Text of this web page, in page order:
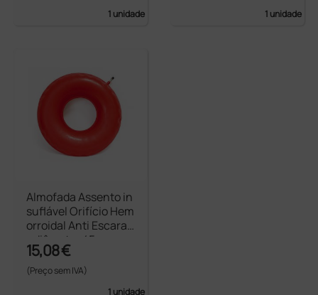
1 unidade
1 unidade
Almofada Assento in
suflável Orifício Hem
orroidal Anti Escaras
- diâmetro 45 cm
15,08 €
(Preço sem IVA)
1 unidade